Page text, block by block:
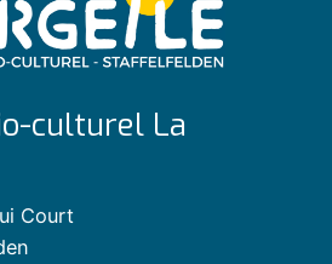
culturel La
Court